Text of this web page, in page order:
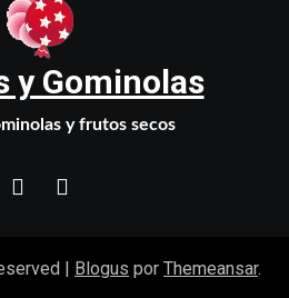
y Gominolas
y frutos secos
| Blogus por Themeansar.